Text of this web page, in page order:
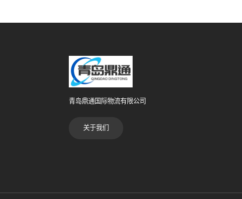
青岛鼎通国际物流有限公司
关于我们